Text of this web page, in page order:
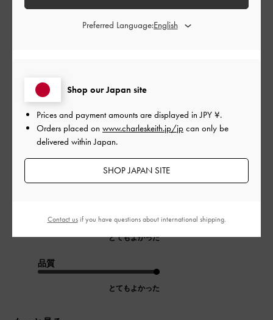
素敵過ぎです🤍
品質が良過ぎます。
金具の重厚感も良いですし、素材の皮もとても良いです。
クラッチとしても、また肩掛けが2種類付いていて色んな風に楽
とてもよかった
品質
とてもよかった
Shop our Japan site
Prices and payment amounts are displayed inJPY ¥.
Orders placed on www.charleskeith.jp/jp can only be
delivered within Japan.
SHOP JAPAN SITE
Preferred Language:
Contact usif you have questions about international shipping.